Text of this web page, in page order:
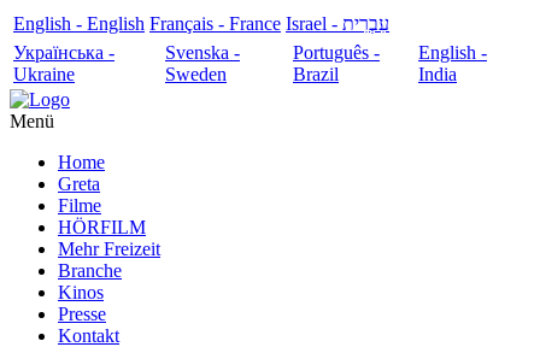
English - English Français - France
עִבְרִית - Israel
Українська -
Ukraine
Svenska -
Sweden
Português -
Brazil
English -
India
Menü
Home
Greta
Filme
HÖRFILM
Mehr Freizeit
Branche
Kinos
Presse
Kontakt